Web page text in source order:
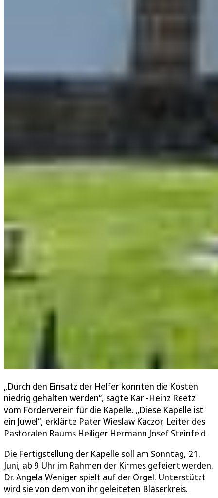
„Durch den Einsatz der Helfer konnten die Kosten
niedrig gehalten werden“, sagte Karl-Heinz Reetz
vom Förderverein für die Kapelle. „Diese Kapelle ist
ein Juwel“, erklärte Pater Wieslaw Kaczor, Leiter des
Pastoralen Raums Heiliger Hermann Josef Steinfeld.
Die Fertigstellung der Kapelle soll am Sonntag, 21.
Juni, ab 9 Uhr im Rahmen der Kirmes gefeiert werden.
Dr. Angela Weniger spielt auf der Orgel. Unterstützt
wird sie von dem von ihr geleiteten Bläserkreis.